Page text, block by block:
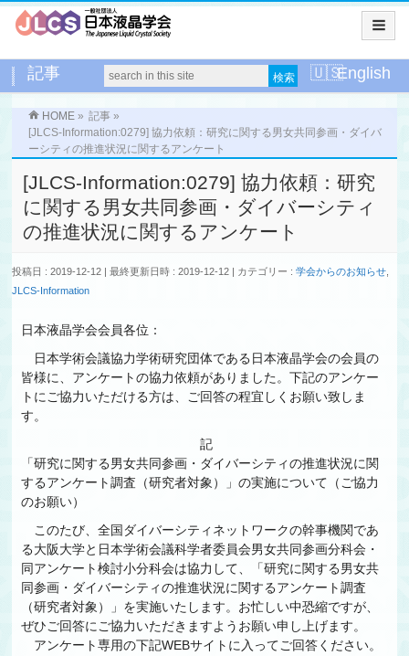
記事 English
HOME » 記事 »
[JLCS-Information:0279] 協力依頼：研究に関する男女共同参画・ダイバ
ーシティの推進状況に関するアンケート
[JLCS-Information:0279] 協力依頼：研究
に関する男女共同参画・ダイバーシティ
の推進状況に関するアンケート
投稿日 : 2019-12-12 最終更新日時 : 2019-12-12 カテゴリー :学会からのお知らせ
JLCS-Information
日本液晶学会会員各位：
日本学術会議協力学術研究団体である日本液晶学会の会員の
皆様に、アンケートの協力依頼がありました。下記のアンケー
トにご協力いただける方は、ご回答の程宜しくお願い致しま
す。
記
「研究に関する男女共同参画・ダイバーシティの推進状況に関
するアンケート調査（研究者対象）」の実施について（ご協力
のお願い）
このたび、全国ダイバーシティネットワークの幹事機関であ
る大阪大学と日本学術会議科学者委員会男女共同参画分科会・
同アンケート検討小分科会は協力して、「研究に関する男女共
同参画・ダイバーシティの推進状況に関するアンケート調査
（研究者対象）」を実施いたします。お忙しい中恐縮ですが、
ぜひご回答にご協力いただきますようお願い申し上げます。
アンケート専用の下記WEBサイトに入ってご回答ください。